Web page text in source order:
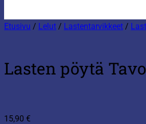
Etusivu / Lelut / Lastentarvikkeet /
Lasten pöytä
15,90 €